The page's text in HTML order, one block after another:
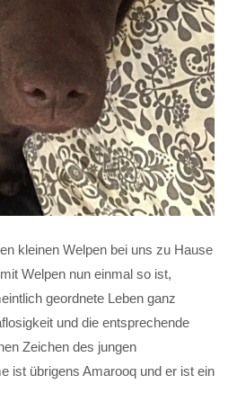
kleinen Welpen bei uns zu Hause
Welpen nun einmal so ist,
geordnete Leben ganz
und die entsprechende
Zeichen des jungen
ist übrigens Amarooq und er ist ein